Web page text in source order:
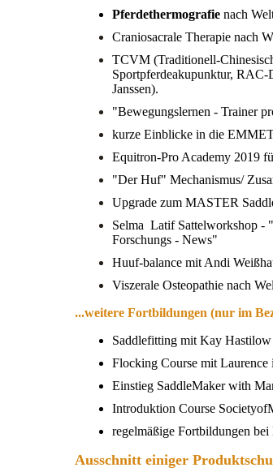
Pferdethermografie nach
Craniosacrale Therapie nach
TCVM (Traditionell-
Sportpferdeakupunktur, RAC-
Janssen).
"Bewegungslernen - Trainer
kurze Einblicke in die
Equitron-Pro Academy 2019
"Der Huf" Mechanismus/
Upgrade zum MASTER
Selma Latif Sattelworkshop -
Forschungs - News"
Huuf-balance mit Andi
Viszerale Osteopathie nach
...weitere Fortbildungen (nur im
Saddlefitting mit Kay
Flocking Course mit
Einstieg SaddleMaker with
Introduktion Course
regelmäßige Fortbildungen
Ausschnitt einiger